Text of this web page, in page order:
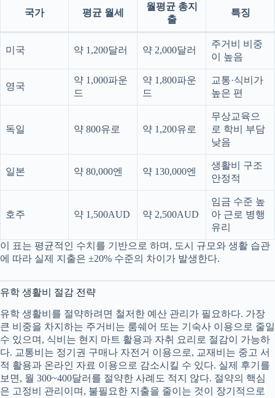
국가 평균 월세
월평균 총지
출
특징
미국 약 1,200달러 약 2,000달러
주거비 비중
이 높음
영국
약 1,000파운
드
약 1,800파운
드
교통·식비가
높은 편
독일 약 800유로 약 1,200유로
무상교육으
로 학비 부담
낮음
일본 약 80,000엔 약 130,000엔
생활비 구조
안정적
호주 약 1,500AUD 약 2,500AUD
임금 수준 높
아 근로 병행
유리
이 표는 평균적인 수치를 기반으로 하며, 도시 규모와 생활 습관
에 따라 실제 지출은 ±20% 수준의 차이가 발생한다.
유학 생활비 절감 전략
유학 생활비를 절약하려면 철저한 예산 관리가 필요하다. 가장
큰 비중을 차지하는 주거비는 룸쉐어 또는 기숙사 이용으로 줄일
수 있으며, 식비는 현지 마트 활용과 자취 요리로 절감이 가능하
다. 교통비는 정기권 구매나 자전거 이용으로, 교재비는 중고 서
적 활용과 온라인 자료 이용으로 감소시킬 수 있다. 실제 후기를
보면, 월 300~400달러를 절약한 사례도 적지 않다. 절약의 핵심
은 고정비 관리이며, 불필요한 지출을 줄이는 것이 장기적으로